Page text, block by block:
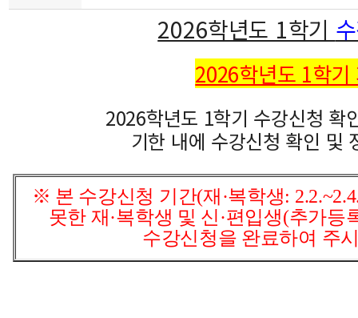
2026학년도 1학기
2026학년도 1학
2026학년도 1학기 수강신청 확
기한 내에 수강신청 확인 및
※ 본 수강신청 기간(재·복학생:
못한 재·복학생 및 신·편입생(추가
수강신청을 완료하여 주